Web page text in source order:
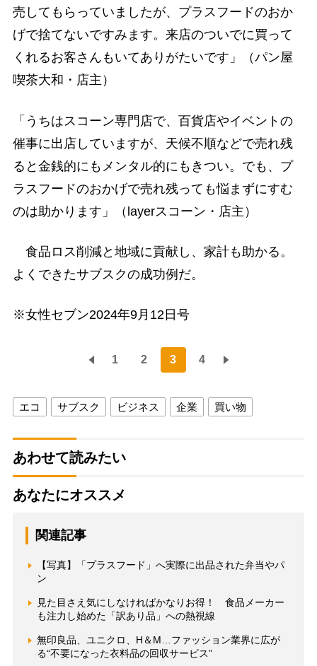
売してもらっていましたが、プラスフードのおか
げで捨てないですみます。来店のついでに買って
くれるお客さんもいてありがたいです」（パン屋
喫茶大和・店主）
「うちはスコーン専門店で、百貨店やイベントの
催事に出店していますが、天候不順などで売れ残
ると金銭的にもメンタル的にもきつい。でも、プ
ラスフードのおかげで売れ残っても悩まずにすむ
のは助かります」（layerスコーン・店主）
食品ロス削減と地域に貢献し、家計も助かる。
よくできたサブスクの成功例だ。
※女性セブン2024年9月12日号
1 2 3 4
エコ サブスク ビジネス 企業 買い物
あわせて読みたい
あなたにオススメ
関連記事
【写真】「プラスフード」へ実際に出品された弁当やパ
ン
見た目さえ気にしなければかなりお得！ 食品メーカー
も注力し始めた「訳あり品」への熱視線
無印良品、ユニクロ、H＆M…ファッション業界に広が
る“不要になった衣料品の回収サービス”